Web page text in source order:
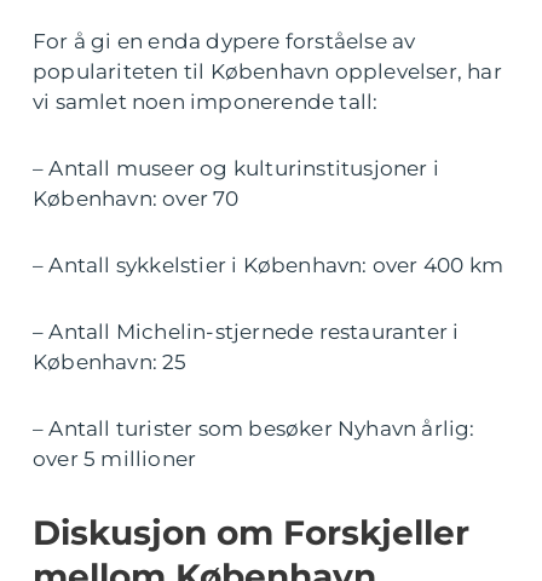
For å gi en enda dypere forståelse av
populariteten til København opplevelser, har
vi samlet noen imponerende tall:
– Antall museer og kulturinstitusjoner i
København: over 70
– Antall sykkelstier i København: over 400 km
– Antall Michelin-stjernede restauranter i
København: 25
– Antall turister som besøker Nyhavn årlig:
over 5 millioner
Diskusjon om Forskjeller